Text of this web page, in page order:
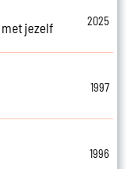
jezelf
2025
1997
1996